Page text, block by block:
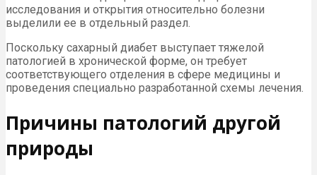
исследования и открытия относительно болезни
выделили ее в отдельный раздел.
Поскольку сахарный диабет выступает тяжелой
патологией в хронической форме, он требует
соответствующего отделения в сфере медицины и
проведения специально разработанной схемы лечения.
Причины патологий другой
природы